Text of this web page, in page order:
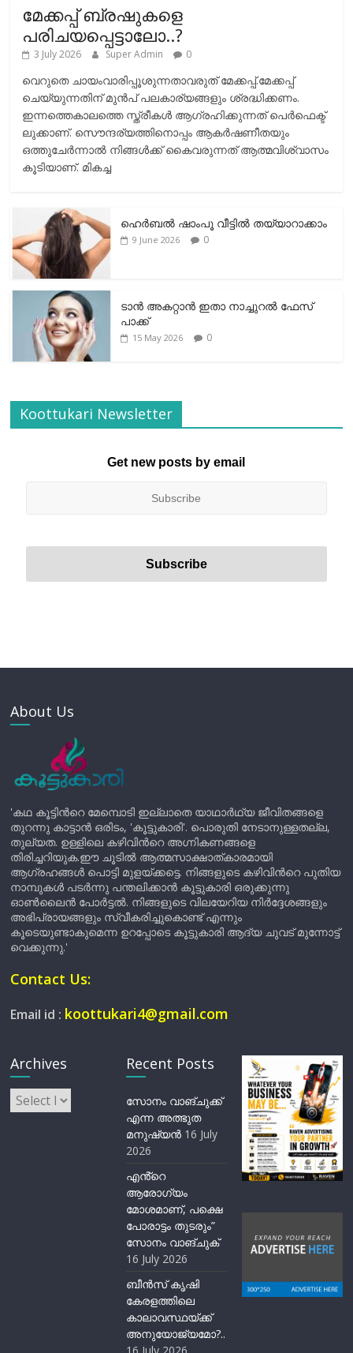
മേക്കപ്പ് ബ്രഷുകളെ
പരിചയപ്പെട്ടാലോ..?
3 July 2026 Super Admin 0
വെറുതെ ചായംവാരിപ്പൂശുന്നതാവരുത് മേക്കപ്പ്.മേക്കപ്പ്
ചെയ്യുന്നതിന് മുന്‍പ് പലകാര്യങ്ങളും ശ്രദ്ധിക്കണം.
ഇന്നത്തെകാലത്തെ സ്ത്രീകള്‍ ആഗ്രഹിക്കുന്നത് പെര്‍ഫെക്ട്
ലുക്കാണ്. സൌന്ദര്യത്തിനൊപ്പം ആകര്‍ഷണീതയും
ഒത്തുചേര്‍ന്നാല്‍ നിങ്ങള്‍ക്ക് കൈവരുന്നത് ആത്മവിശ്വാസം
കൂടിയാണ്. മികച്ച
ഹെര്‍ബല്‍ ഷാംപൂ വീട്ടില്‍ തയ്യാറാക്കാം
9 June 2026 0
ടാന്‍ അകറ്റാന്‍ ഇതാ നാച്ചുറല്‍ ഫേസ്
പാക്ക്
15 May 2026 0
Koottukari Newsletter
Get new posts by email
About Us
'കഥ കൂട്ടിന്‍റെ മേമ്പൊടി ഇല്ലാതെ യാഥാർഥ്യ ജീവിതങ്ങളെ
തുറന്നു കാട്ടാൻ ഒരിടം, 'കൂട്ടുകാരി'. പൊരുതി നേടാനുള്ളതല്ല,
തുല്യത. ഉള്ളിലെ കഴിവിന്‍റെ അഗ്നികണങ്ങളെ
തിരിച്ചറിയുക.ഈ ചൂടിൽ ആത്മസാക്ഷാത്കാരമായി
ആഗ്രഹങ്ങൾ പൊട്ടി മുളയ്ക്കട്ടെ. നിങ്ങളുടെ കഴിവിന്‍റെ പുതിയ
നാമ്പുകൾ പടർന്നു പന്തലിക്കാൻ കൂട്ടുകാരി ഒരുക്കുന്നു
ഓൺലൈൻ പോർട്ടൽ. നിങ്ങളുടെ വിലയേറിയ നിർദ്ദേശങ്ങളും
അഭിപ്രായങ്ങളും സ്വീകരിച്ചുകൊണ്ട് എന്നും
കൂടെയുണ്ടാകുമെന്ന ഉറപ്പോടെ കൂട്ടുകാരി ആദ്യ ചുവട് മുന്നോട്ട്
വെക്കുന്നു.'
Contact Us:
Email id : koottukari4@gmail.com
Archives
Archives
Recent Posts
സോനം വാങ്ചുക്ക്
എന്ന അത്ഭുത
മനുഷ്യന്‍ 16 July
2026
എൻ്റെ
ആരോഗ്യം
മോശമാണ്, പക്ഷെ
പോരാട്ടം തുടരും”
സോനം വാങ്ചുക്
16 July 2026
ബീന്‍സ് കൃഷി
കേരളത്തിലെ
കാലാവസ്ഥയ്ക്ക്
അനുയോജ്യമോ?..